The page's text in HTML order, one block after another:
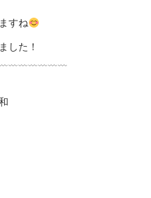
すね
した！